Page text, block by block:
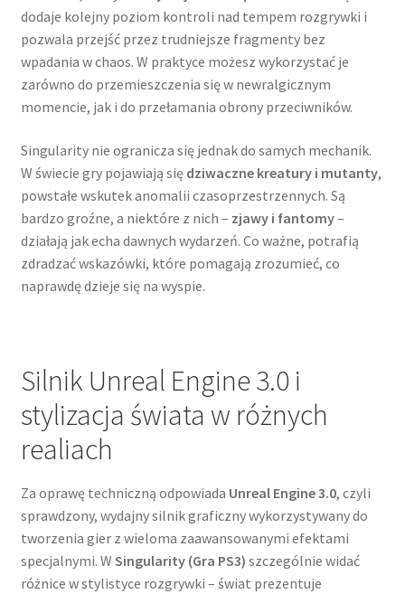
dodaje kolejny poziom kontroli nad tempem rozgrywki i
pozwala przejść przez trudniejsze fragmenty bez
wpadania w chaos. W praktyce możesz wykorzystać je
zarówno do przemieszczenia się w newralgicznym
momencie, jak i do przełamania obrony przeciwników.
Singularity nie ogranicza się jednak do samych mechanik.
W świecie gry pojawiają się dziwaczne kreatury i mutanty,
powstałe wskutek anomalii czasoprzestrzennych. Są
bardzo groźne, a niektóre z nich – zjawy i fantomy–
działają jak echa dawnych wydarzeń. Co ważne, potrafią
zdradzać wskazówki, które pomagają zrozumieć, co
naprawdę dzieje się na wyspie.
Silnik Unreal Engine 3.0 i
stylizacja świata w różnych
realiach
Za oprawę techniczną odpowiada Unreal Engine 3.0, czyli
sprawdzony, wydajny silnik graficzny wykorzystywany do
tworzenia gier z wieloma zaawansowanymi efektami
specjalnymi. W Singularity (Gra PS3) szczególnie widać
różnice w stylistyce rozgrywki – świat prezentuje